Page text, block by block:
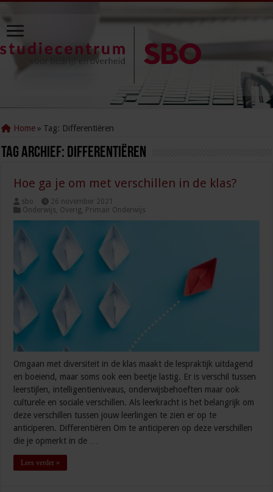
Home » Tag: Differentiëren
Tag Archief: Differentiëren
Hoe ga je om met verschillen in de klas?
sbo
26 november 2021
Onderwijs, Overig, Primair Onderwijs
Omgaan met diversiteit in de klas maakt de lespraktijk uitdagend
en boeiend, maar soms ook een beetje lastig. Er is verschil tussen
leerstijlen, intelligentieniveaus, onderwijsbehoeften maar ook
culturele en sociale verschillen. Als leerkracht is het belangrijk om
deze verschillen tussen jouw leerlingen te zien er op te
anticiperen. Differentiëren Om te anticiperen op deze verschillen
die je opmerkt in de …
Lees verder »